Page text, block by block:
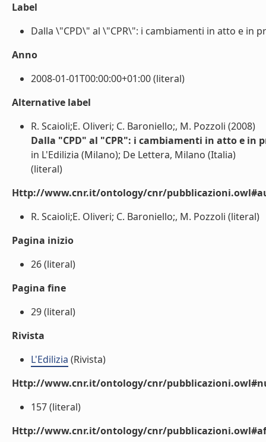
Label
Dalla \"CPD\" al \"CPR\": i cambiamenti in atto e in
Anno
2008-01-01T00:00:00+01:00 (literal)
Alternative label
R. Scaioli;E. Oliveri; C. Baroniello;, M. Pozzoli (2008)
Dalla "CPD" al "CPR": i cambiamenti in atto e in
in L'Edilizia (Milano); De Lettera, Milano (Italia)
(literal)
Http://www.cnr.it/ontology/cnr/
R. Scaioli;E. Oliveri; C. Baroniello;, M. Pozzoli (literal)
Pagina inizio
26 (literal)
Pagina fine
29 (literal)
Rivista
L'Edilizia (Rivista)
Http://www.cnr.it/ontology/cnr/
157 (literal)
Http://www.cnr.it/ontology/cnr/